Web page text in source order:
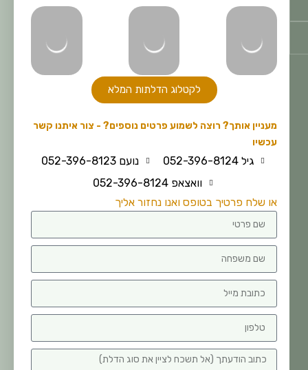
לקטלוג הדלתות המלא
מעניין אותך? רוצה לשמוע פרטים נוספים? - צור איתנו קשר
עכשיו
גיל 052-396-8124
נועם 052-396-8123
וואצאפ 052-396-8124
או שלח פרטיך בטופס ואנו נחזור אליך